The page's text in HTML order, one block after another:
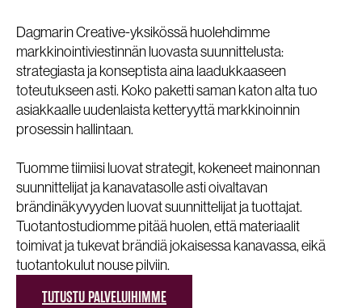
Dagmarin Creative-yksikössä huolehdimme
markkinointiviestinnän luovasta suunnittelusta:
strategiasta ja konseptista aina laadukkaaseen
toteutukseen asti. Koko paketti saman katon alta tuo
asiakkaalle uudenlaista ketteryyttä markkinoinnin
prosessin hallintaan.
Tuomme tiimiisi luovat strategit, kokeneet mainonnan
suunnittelijat ja kanavatasolle asti oivaltavan
brändinäkyvyyden luovat suunnittelijat ja tuottajat.
Tuotantostudiomme pitää huolen, että materiaalit
toimivat ja tukevat brändiä jokaisessa kanavassa, eikä
tuotantokulut nouse pilviin.
TUTUSTU PALVELUIHIMME